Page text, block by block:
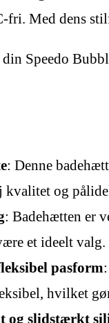
fri. Med dens
Speedo
: Denne
kvalitet og
: Badehætten er
et ideelt valg.
pasform
hvilket
og slidstærkt